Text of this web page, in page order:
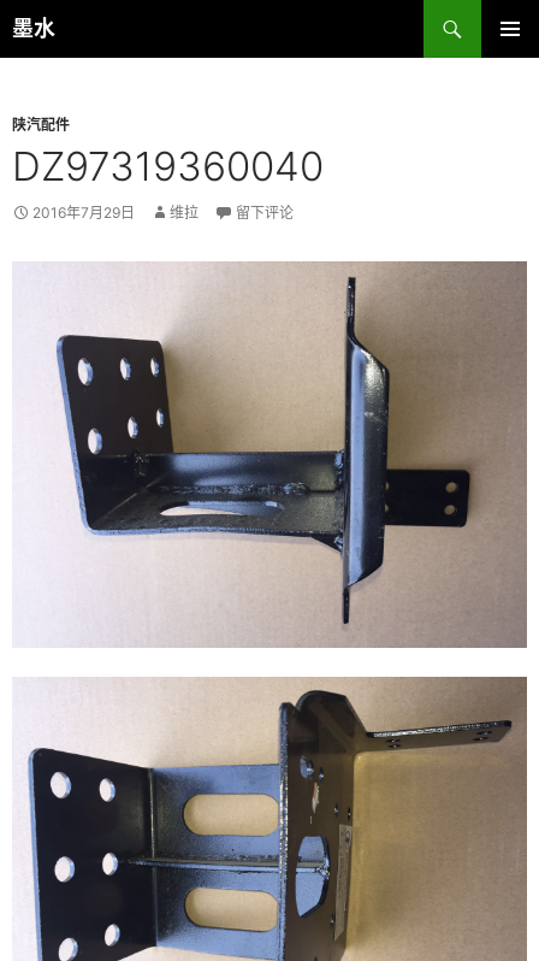
跳
至
墨水
搜
索
陕汽配件
DZ97319360040
2016年7月29日 维拉 留下评论